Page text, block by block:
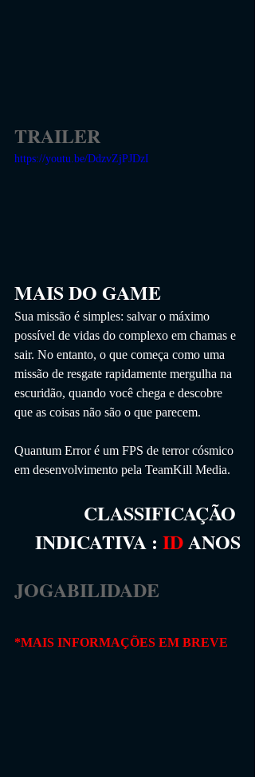
TRAILER
https://youtu.be/DdzvZjPJDzI
MAIS DO GAME
Sua missão é simples: salvar o máximo
possível de vidas do complexo em chamas e
sair. No entanto, o que começa como uma
missão de resgate rapidamente mergulha na
escuridão, quando você chega e descobre
que as coisas não são o que parecem.
Quantum Error é um FPS de terror cósmico
em desenvolvimento pela TeamKill Media.
CLASSIFICAÇÃO
INDICATIVA : ID ANOS
JOGABILIDADE
*MAIS INFORMAÇÕES EM BREVE